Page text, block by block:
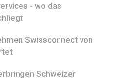
- wo das
Swissconnect von
Schweizer